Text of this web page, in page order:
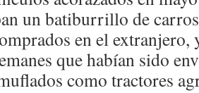
un batiburrillo de
en el
que habían sido
como tractores